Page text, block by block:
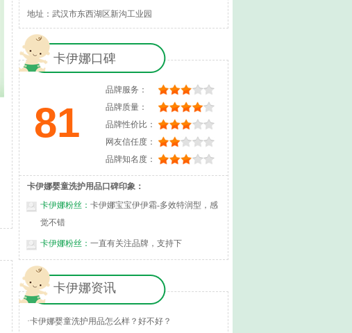
地址：武汉市东西湖区新沟工业园
卡伊娜口碑
品牌服务：
品牌质量：
品牌性价比：
网友信任度：
品牌知名度：
81
卡伊娜婴童洗护用品口碑印象：
卡伊娜粉丝： 卡伊娜宝宝伊伊霜-多效特润型，感
觉不错
卡伊娜粉丝： 一直有关注品牌，支持下
卡伊娜资讯
·卡伊娜婴童洗护用品怎么样？好不好？